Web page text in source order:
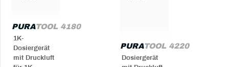
PURATOOL 4180
1K-
Dosiergerät
mit Druckluft
PURATOOL 4220
Dosiergerät